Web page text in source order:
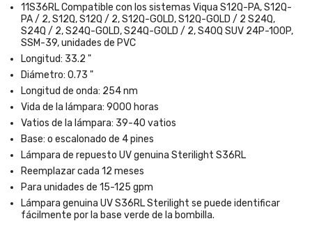
11S36RL Compatible con los sistemas Viqua S12Q-PA, S12Q-
PA / 2, S12Q, S12Q / 2, S12Q-GOLD, S12Q-GOLD / 2 S24Q,
S24Q / 2, S24Q-GOLD, S24Q-GOLD / 2, S40Q SUV 24P-100P,
SSM-39, unidades de PVC
Longitud: 33.2 "
Diámetro: 0.73 "
Longitud de onda: 254 nm
Vida de la lámpara: 9000 horas
Vatios de la lámpara: 39-40 vatios
Base: o escalonado de 4 pines
Lámpara de repuesto UV genuina Sterilight S36RL
Reemplazar cada 12 meses
Para unidades de 15-125 gpm
Lámpara genuina UV S36RL Sterilight se puede identificar
fácilmente por la base verde de la bombilla.